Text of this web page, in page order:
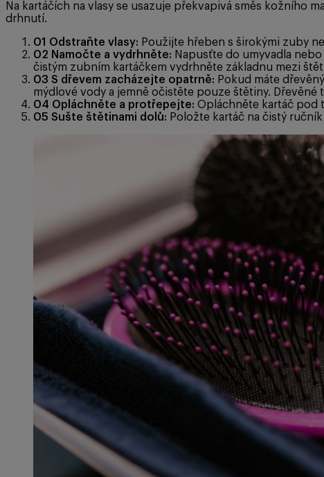
Na kartáčích na vlasy se usazuje překvapivá směs kožního
drhnutí.
01 Odstraňte vlasy: Použijte hřeben s širokými zuby
02 Namočte a vydrhněte: Napusťte do umyvadla
čistým zubním kartáčkem vydrhněte základnu mezi
03 S dřevem zacházejte opatrně: Pokud máte
mýdlové vody a jemně očistěte pouze štětiny.
04 Opláchněte a protřepejte: Opláchněte kartáč pod
05 Sušte štětinami dolů: Položte kartáč na čistý